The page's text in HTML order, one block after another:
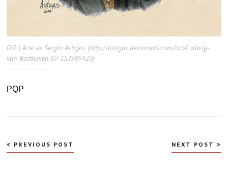
Oi? | Arte de Sergio Artigas (http://artigas.deviantart.com/art/Ludwig-
van-Beethoven-07-152989423)
PQP
Navegação
de
PREVIOUS POST NEXT POST